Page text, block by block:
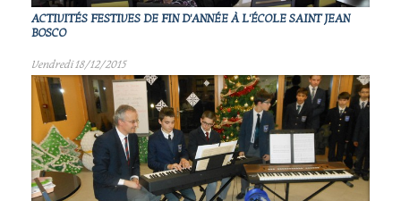
ACTIVITÉS FESTIVES DE FIN D'ANNÉE À L'ÉCOLE SAINT JEAN
BOSCO
Vendredi 18/12/2015